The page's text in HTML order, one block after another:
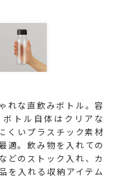
れな直飲みボトル。容
トル自体はクリアな
くいプラスチック素材
適。飲み物を入れての
どのストック入れ、カ
を入れる収納アイテム